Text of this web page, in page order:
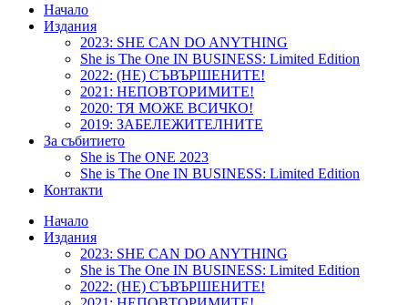
Начало
Издания
2023: SHE CAN DO ANYTHING
She is The One IN BUSINESS: Limited Edition
2022: (НЕ) СЪВЪРШЕНИТЕ!
2021: НЕПОВТОРИМИТЕ!
2020: ТЯ МОЖЕ ВСИЧКО!
2019: ЗАБЕЛЕЖИТЕЛНИТЕ
За събитието
She is The ONE 2023
She is The One IN BUSINESS: Limited Edition
Контакти
Начало
Издания
2023: SHE CAN DO ANYTHING
She is The One IN BUSINESS: Limited Edition
2022: (НЕ) СЪВЪРШЕНИТЕ!